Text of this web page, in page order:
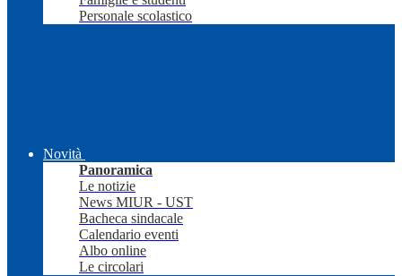
Personale scolastico
Novità
Panoramica
Le notizie
News MIUR - UST
Bacheca sindacale
Calendario eventi
Albo online
Le circolari